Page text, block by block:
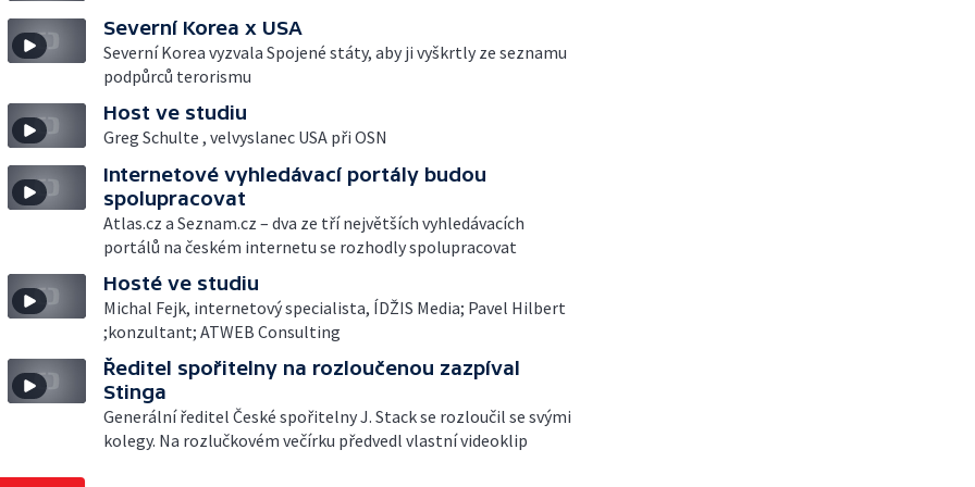
Severní Korea x USA
Severní Korea vyzvala Spojené státy, aby ji vyškrtly ze seznamu
podpůrců terorismu
Host ve studiu
Greg Schulte , velvyslanec USA při OSN
Internetové vyhledávací portály budou
spolupracovat
Atlas.cz a Seznam.cz – dva ze tří největších vyhledávacích
portálů na českém internetu se rozhodly spolupracovat
Hosté ve studiu
Michal Fejk, internetový specialista, ÍDŽIS Media; Pavel Hilbert
;konzultant; ATWEB Consulting
Ředitel spořitelny na rozloučenou zazpíval
Stinga
Generální ředitel České spořitelny J. Stack se rozloučil se svými
kolegy. Na rozlučkovém večírku předvedl vlastní videoklip